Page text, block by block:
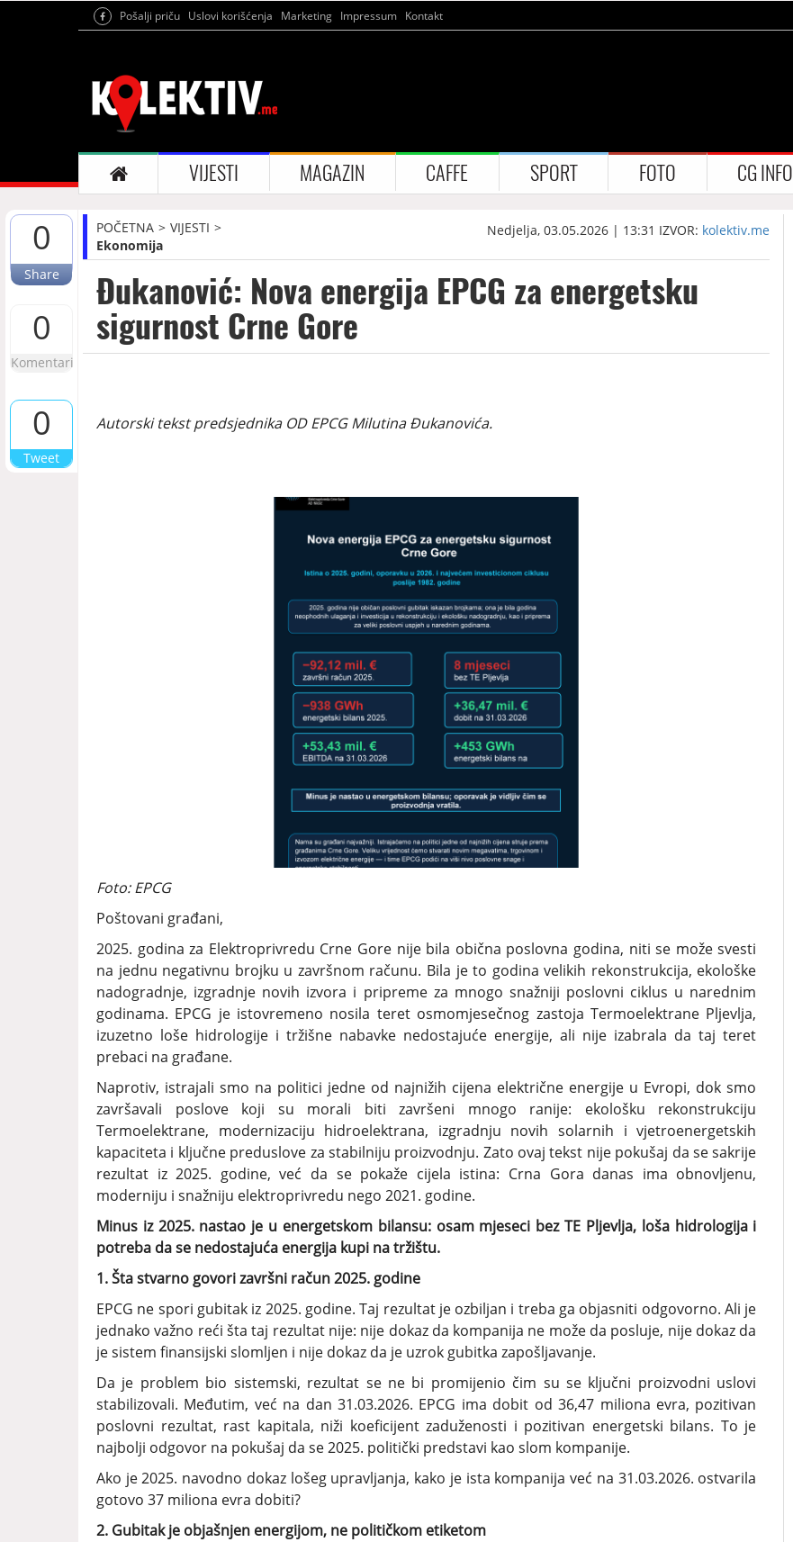
Pošalji priču Uslovi korišćenja Marketing Impressum Kontakt
VIJESTI MAGAZIN CAFFE SPORT FOTO CG INFO
0
Share
0
Komentari
0
Tweet
POČETNA
VIJESTI
Ekonomija
Nedjelja, 03.05.2026 | 13:31 IZVOR: kolektiv.me
Đukanović: Nova energija EPCG za energetsku
sigurnost Crne Gore
Autorski tekst predsjednika OD EPCG Milutina Đukanovića.
Foto: EPCG
Poštovani građani,
2025. godina za Elektroprivredu Crne Gore nije bila obična poslovna godina, niti se može svesti
na jednu negativnu brojku u završnom računu. Bila je to godina velikih rekonstrukcija, ekološke
nadogradnje, izgradnje novih izvora i pripreme za mnogo snažniji poslovni ciklus u narednim
godinama. EPCG je istovremeno nosila teret osmomjesečnog zastoja Termoelektrane Pljevlja,
izuzetno loše hidrologije i tržišne nabavke nedostajuće energije, ali nije izabrala da taj teret
prebaci na građane.
Naprotiv, istrajali smo na politici jedne od najnižih cijena električne energije u Evropi, dok smo
završavali poslove koji su morali biti završeni mnogo ranije: ekološku rekonstrukciju
Termoelektrane, modernizaciju hidroelektrana, izgradnju novih solarnih i vjetroenergetskih
kapaciteta i ključne preduslove za stabilniju proizvodnju. Zato ovaj tekst nije pokušaj da se sakrije
rezultat iz 2025. godine, već da se pokaže cijela istina: Crna Gora danas ima obnovljenu,
moderniju i snažniju elektroprivredu nego 2021. godine.
Minus iz 2025. nastao je u energetskom bilansu: osam mjeseci bez TE Pljevlja, loša hidrologija i
potreba da se nedostajuća energija kupi na tržištu.
1. Šta stvarno govori završni račun 2025. godine
EPCG ne spori gubitak iz 2025. godine. Taj rezultat je ozbiljan i treba ga objasniti odgovorno. Ali je
jednako važno reći šta taj rezultat nije: nije dokaz da kompanija ne može da posluje, nije dokaz da
je sistem finansijski slomljen i nije dokaz da je uzrok gubitka zapošljavanje.
Da je problem bio sistemski, rezultat se ne bi promijenio čim su se ključni proizvodni uslovi
stabilizovali. Međutim, već na dan 31.03.2026. EPCG ima dobit od 36,47 miliona evra, pozitivan
poslovni rezultat, rast kapitala, niži koeficijent zaduženosti i pozitivan energetski bilans. To je
najbolji odgovor na pokušaj da se 2025. politički predstavi kao slom kompanije.
Ako je 2025. navodno dokaz lošeg upravljanja, kako je ista kompanija već na 31.03.2026. ostvarila
gotovo 37 miliona evra dobiti?
2. Gubitak je objašnjen energijom, ne političkom etiketom